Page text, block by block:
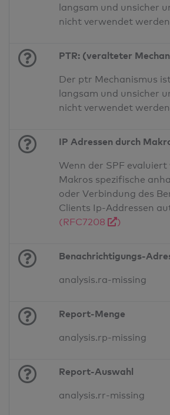
langsam und unsicher
nicht verwendet
PTR: (veralteter
Der ptr Mechanismus
langsam und unsicher
nicht verwendet
IP Adressen durch
Wenn der SPF
Makros spezifische
oder Verbindung des
Clients Ip-Addressen
(RFC7208
)
Benachrichtigungs-
analysis.ra-missing
Report-Menge
analysis.rp-missing
Report-Auswahl
analysis.rr-missing